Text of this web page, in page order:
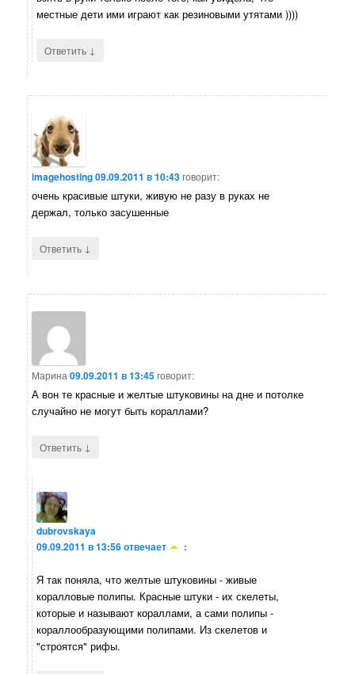
местные дети ими играют как резиновыми утятами ))))
Ответить ↓
imagehosting09.09.2011 в 10:43говорит:
очень красивые штуки, живую не разу в руках не
держал, только засушенные
Ответить ↓
Марина 09.09.2011 в 13:45говорит:
А вон те красные и желтые штуковины на дне и потолке
случайно не могут быть кораллами?
Ответить ↓
dubrovskaya
09.09.2011 в 13:56отвечает :
Я так поняла, что желтые штуковины - живые
коралловые полипы. Красные штуки - их скелеты,
которые и называют кораллами, а сами полипы -
кораллообразующими полипами. Из скелетов и
"строятся" рифы.